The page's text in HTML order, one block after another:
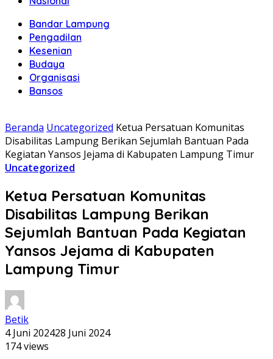
Bandar Lampung
Pengadilan
Kesenian
Budaya
Organisasi
Bansos
Beranda Uncategorized Ketua Persatuan Komunitas
Disabilitas Lampung Berikan Sejumlah Bantuan Pada
Kegiatan Yansos Jejama di Kabupaten Lampung Timur
Uncategorized
Ketua Persatuan Komunitas
Disabilitas Lampung Berikan
Sejumlah Bantuan Pada Kegiatan
Yansos Jejama di Kabupaten
Lampung Timur
Betik
4 Juni 202428 Juni 2024
174 views